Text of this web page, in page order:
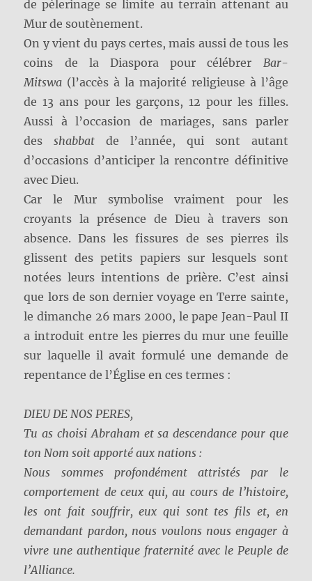
de pèlerinage se limite au terrain attenant au
Mur de soutènement.
On y vient du pays certes, mais aussi de tous les
coins de la Diaspora pour célébrer Bar-
Mitswa (l’accès à la majorité religieuse à l’âge
de 13 ans pour les garçons, 12 pour les filles.
Aussi à l’occasion de mariages, sans parler
desshabbat de l’année, qui sont autant
d’occasions d’anticiper la rencontre définitive
avec Dieu.
Car le Mur symbolise vraiment pour les
croyants la présence de Dieu à travers son
absence. Dans les fissures de ses pierres ils
glissent des petits papiers sur lesquels sont
notées leurs intentions de prière. C’est ainsi
que lors de son dernier voyage en Terre sainte,
le dimanche 26 mars 2000, le pape Jean-Paul II
a introduit entre les pierres du mur une feuille
sur laquelle il avait formulé une demande de
repentance de l’Église en ces termes :
DIEU DE NOS PERES,
Tu as choisi Abraham et sa descendance pour que
ton Nom soit apporté aux nations :
Nous sommes profondément attristés par le
comportement de ceux qui, au cours de l’histoire,
les ont fait souffrir, eux qui sont tes fils et, en
demandant pardon, nous voulons nous engager à
vivre une authentique fraternité avec le Peuple de
l’Alliance.